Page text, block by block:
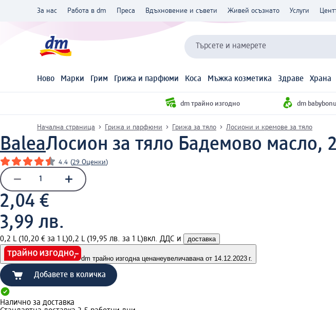
За нас Работа в dm Преса Вдъхновение и съвети Живей осъзнато Услуги
Търсете и намерете
Ново Марки Грим Грижа и парфюми Коса Мъжка козметика Здраве Храна
dm трайно изгодно dm
Начална страница Грижа и парфюми Грижа за тяло Лосиони и кремове за тяло
BaleaЛосион за тяло Бадемово масло,
4.4 (29 Оценки)
2,04 €
3,99 лв.
0,2 L (10,20 € за 1 L)0,2 L (19,95 лв. за 1 L)вкл. ДДС и доставка
dm трайно изгодна ценанеувеличавана от 14.12.2023 г.
Добавете в количка
Налично за доставка